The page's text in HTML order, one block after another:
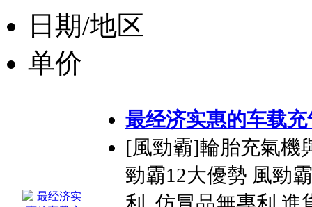
日期/地区
单价
最经济实惠的车载
[風勁霸]輪胎充氣機
勁霸12大優勢 風勁